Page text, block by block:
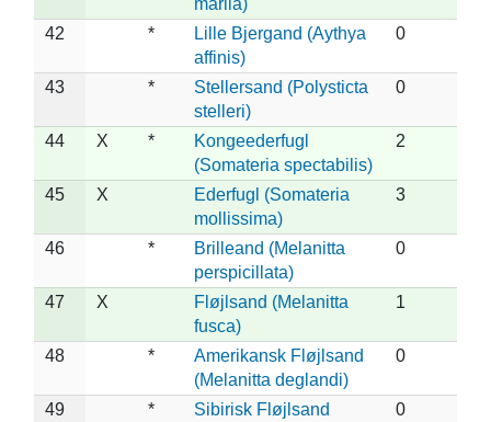
42 *
Lille Bjergand (Aythya
affinis)
0
43 *
Stellersand (Polysticta
stelleri)
0
44 X *
Kongeederfugl
(Somateria spectabilis)
2
45 X
Ederfugl (Somateria
mollissima)
3
46 *
Brilleand (Melanitta
perspicillata)
0
47 X
Fløjlsand (Melanitta
fusca)
1
48 *
Amerikansk Fløjlsand
(Melanitta deglandi)
0
49 *
Sibirisk Fløjlsand
0